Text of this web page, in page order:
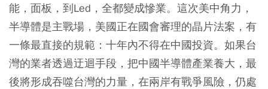
能，面板，到Led，全都變成慘業。這次美中角力，
半導體是主戰場，美國正在國會審理的晶片法案，有
一條最直接的規範：十年內不得在中國投資。如果台
灣的業者透過迂迴手段，把中國半導體產業養大，最
後將形成吞噬台灣的力量，在兩岸有戰爭風險，仍處